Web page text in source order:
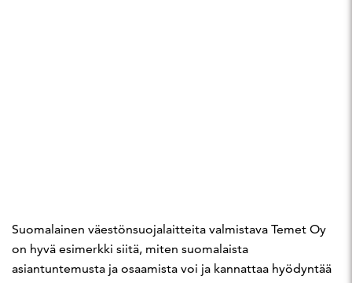
Suomalainen väestönsuojalaitteita valmistava Temet Oy
on hyvä esimerkki siitä, miten suomalaista
asiantuntemusta ja osaamista voi ja kannattaa hyödyntää